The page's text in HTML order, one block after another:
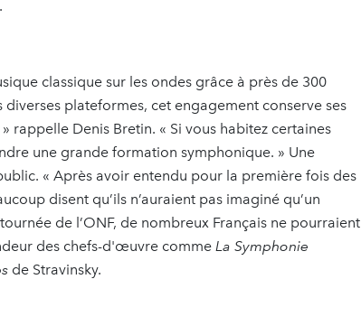
classique sur les ondes grâce à près de 300
plateformes, cet engagement conserve ses
rappelle Denis Bretin. « Si vous habitez certaines
une grande formation symphonique. » Une
« Après avoir entendu pour la première fois des
disent qu’ils n’auraient pas imaginé qu’un
de l’ONF, de nombreux Français ne pourraient
des chefs-d'œuvre comme La Symphonie
de Stravinsky.